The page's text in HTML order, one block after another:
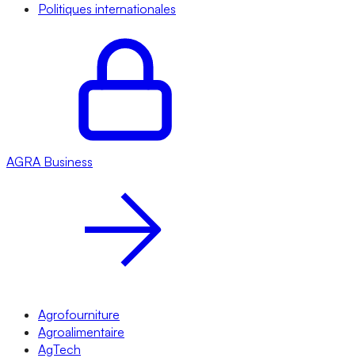
Politiques internationales
AGRA Business
Agrofourniture
Agroalimentaire
AgTech